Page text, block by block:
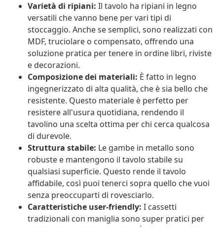
Varietà di ripiani: Il tavolo ha ripiani in legno
versatili che vanno bene per vari tipi di
stoccaggio. Anche se semplici, sono realizzati con
MDF, truciolare o compensato, offrendo una
soluzione pratica per tenere in ordine libri, riviste
e decorazioni.
Composizione dei materiali: È fatto in legno
ingegnerizzato di alta qualità, che è sia bello che
resistente. Questo materiale è perfetto per
resistere all'usura quotidiana, rendendo il
tavolino una scelta ottima per chi cerca qualcosa
di durevole.
Struttura stabile: Le gambe in metallo sono
robuste e mantengono il tavolo stabile su
qualsiasi superficie. Questo rende il tavolo
affidabile, così puoi tenerci sopra quello che vuoi
senza preoccuparti di rovesciarlo.
Caratteristiche user-friendly: I cassetti
tradizionali con maniglia sono super pratici per